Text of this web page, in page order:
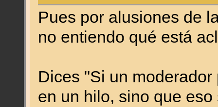
Pues por alusiones de
no entiendo qué está
Dices "Si un
en un hilo, sino que